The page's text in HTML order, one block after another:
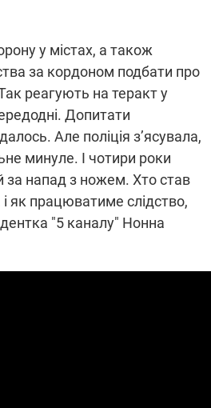
у містах, а також
за кордоном подбати про
реагують на теракт у
Допитати
Але поліція з’ясувала,
минуле. І чотири роки
за напад з ножем. Хто став
як працюватиме слідство,
"5 каналу" Нонна